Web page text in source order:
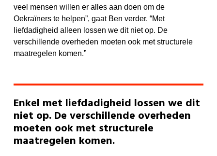
veel mensen willen er alles aan doen om de
Oekraïners te helpen”, gaat Ben verder. “Met
liefdadigheid alleen lossen we dit niet op. De
verschillende overheden moeten ook met structurele
maatregelen komen.”
Enkel met liefdadigheid lossen we dit
niet op. De verschillende overheden
moeten ook met structurele
maatregelen komen.